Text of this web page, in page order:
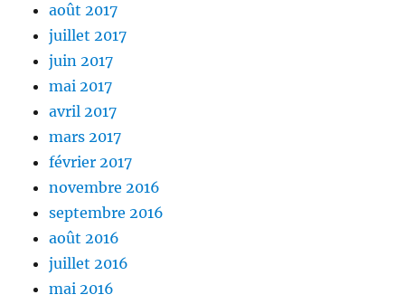
août 2017
juillet 2017
juin 2017
mai 2017
avril 2017
mars 2017
février 2017
novembre 2016
septembre 2016
août 2016
juillet 2016
mai 2016